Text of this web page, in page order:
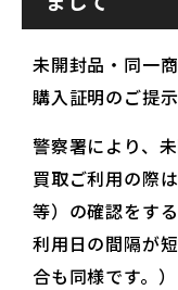
未開封品・同一
購入証明のご提
警察署により、
買取ご利用の際
等）の確認をす
利用日の間隔が
合も同様です。）